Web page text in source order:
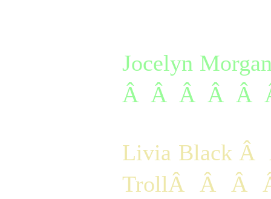
Jocelyn
Â  Â  Â  Â  Â
Livia Black Â
TrollÂ  Â  Â